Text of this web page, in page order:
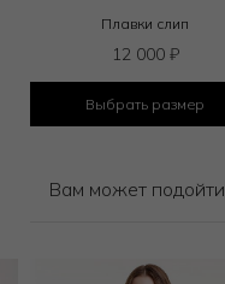
Плавки слип
12 000 ₽
Выбрать размер
Вам может подойти